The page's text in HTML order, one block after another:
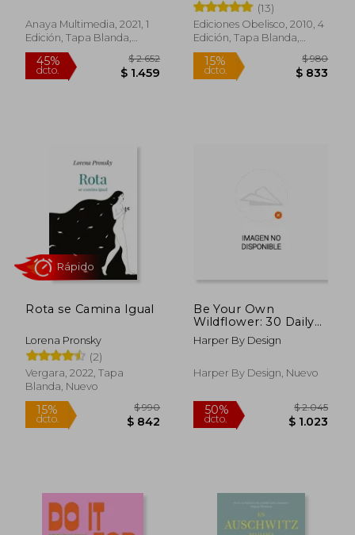
Anaya Multimedia, 2021, 1
Edición, Tapa Blanda,
Nuevo
dcto.
(13)
Ediciones Obelisco, 2010, 4
Edición, Tapa Blanda,
Nuevo
15%
dcto.
Rota se Camina Igual
Lorena Pronsky
(2)
Vergara, 2022, Tapa
Blanda, Nuevo
Be Your Own
Wildflower: 30 Daily
Affirmation Cards
Inspired by Holly
Book the Lost
Harper By Design
Harper By Design, Nuevo